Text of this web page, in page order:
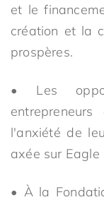
et le
création et la
prospères.
• Les
l'anxiété de
axée sur Eagle
• À la